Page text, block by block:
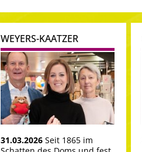
WEYERS-KAATZER
31.03.2026 Seit 1865 im